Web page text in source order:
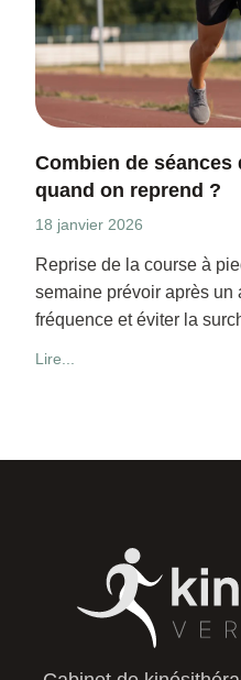
Combien de séances
quand on reprend ?
18 janvier 2026
Reprise de la course à
semaine prévoir après un
fréquence et éviter la
Lire...